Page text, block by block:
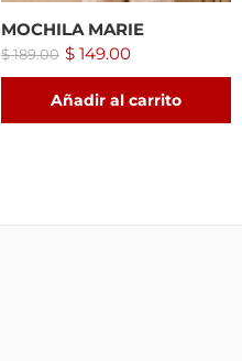
MOCHILA MARIE
$189.00 $ 149.00
Añadir al carrito